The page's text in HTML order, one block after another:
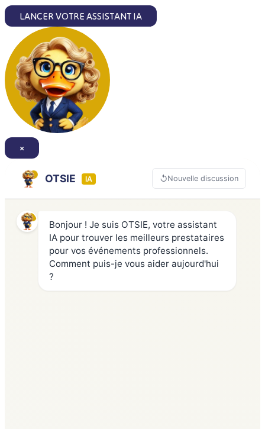
LANCER VOTRE ASSISTANT IA
×